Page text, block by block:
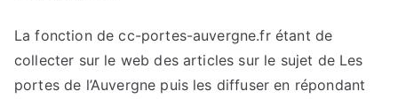
La fonction de cc-portes-auvergne.fr étant de
collecter sur le web des articles sur le sujet de Les
portes de l’Auvergne puis les diffuser en répondant